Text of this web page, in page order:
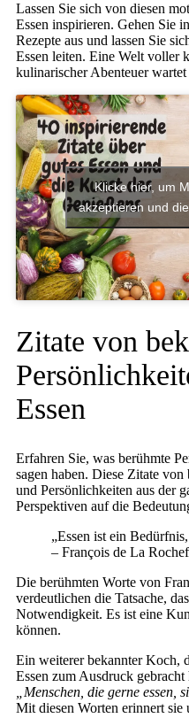
Lassen Sie sich von diesen
Essen inspirieren. Gehen Sie
Rezepte aus und lassen Sie
Essen leiten. Eine Welt voller
kulinarischer Abenteuer wartet
Klicke hier, um
akzeptieren und
Zitate von
Essen
Erfahren Sie, was berühmte
sagen haben. Diese Zitate
und Persönlichkeiten aus der
Perspektiven auf die
„Essen ist ein
– François de La
Die berühmten Worte von
verdeutlichen die Tatsache,
Notwendigkeit. Es ist eine
können.
Ein weiterer bekannter Koch,
Essen zum Ausdruck
„Menschen, die gerne essen,
Mit diesen Worten erinnert sie